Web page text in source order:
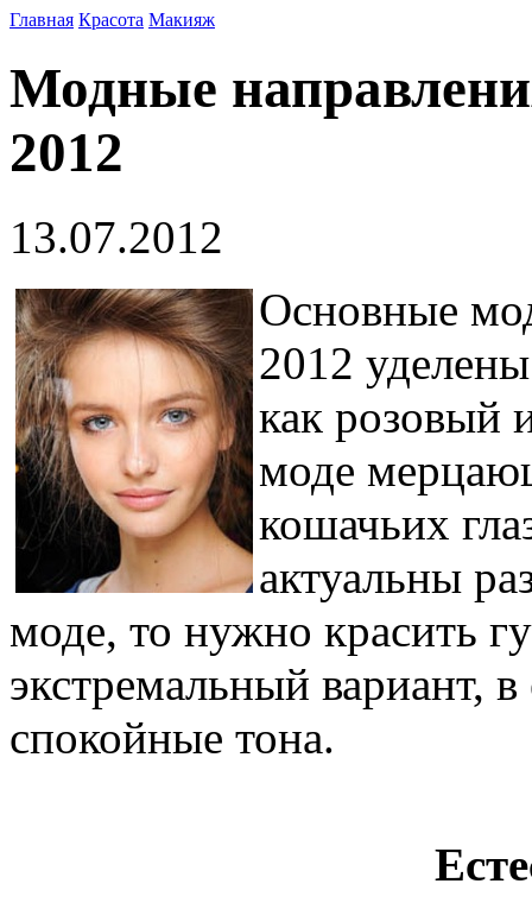
Главная Красота Макияж
Модные
2012
13.07.2012
Основные
2012
как розовый
моде
кошачьих
актуальны
моде, то нужно красить
экстремальный вариант,
спокойные тона.